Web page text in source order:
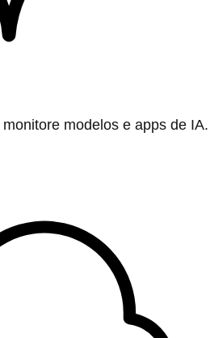
modelos e apps de IA.